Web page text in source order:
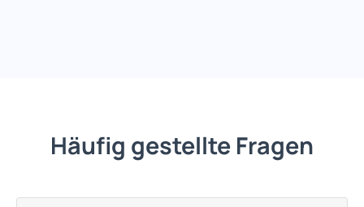
Häufig gestellte Fragen